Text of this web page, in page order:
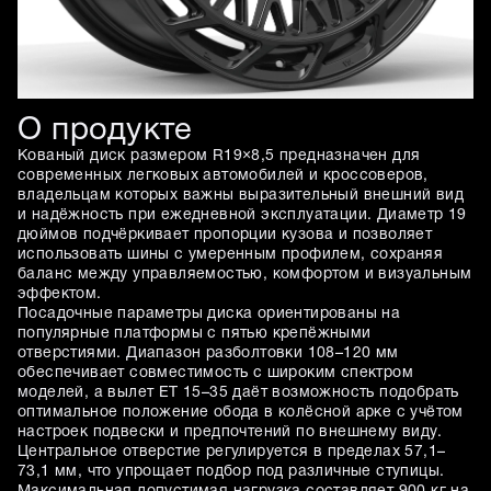
О продукте
Кованый диск размером R19×8,5 предназначен для
современных легковых автомобилей и кроссоверов,
владельцам которых важны выразительный внешний вид
и надёжность при ежедневной эксплуатации. Диаметр 19
дюймов подчёркивает пропорции кузова и позволяет
использовать шины с умеренным профилем, сохраняя
баланс между управляемостью, комфортом и визуальным
эффектом.
Посадочные параметры диска ориентированы на
популярные платформы с пятью крепёжными
отверстиями. Диапазон разболтовки 108–120 мм
обеспечивает совместимость с широким спектром
моделей, а вылет ET 15–35 даёт возможность подобрать
оптимальное положение обода в колёсной арке с учётом
настроек подвески и предпочтений по внешнему виду.
Центральное отверстие регулируется в пределах 57,1–
73,1 мм, что упрощает подбор под различные ступицы.